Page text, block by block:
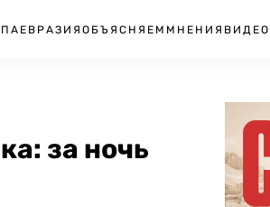
ЕВРАЗИЯ ОБЪЯСНЯЕМ МНЕНИЯ ВИДЕО
за ночь